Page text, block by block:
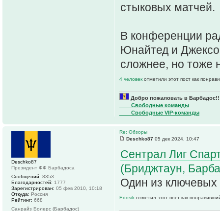
стыковых матчей.
В конференции
Юнайтед и
сложнее, но тоже
4 человек отметили этот пост как
Добро пожаловать в
____Свободные команды
____Свободные VIP-команды
Re: Обзоры
Deschko87 05 дек 2024, 10:47
Сентрал Лиг
(Бриджтаун,
Один из ключевых
Edosik отметил этот пост как
Deschko87
Президент ФФ Барбадоса
Сообщений: 8353
Благодарностей: 1777
Зарегистрирован: 05 фев 2010, 10:18
Откуда: Россия
Рейтинг: 668
Санрайз Болерс (Барбадос)